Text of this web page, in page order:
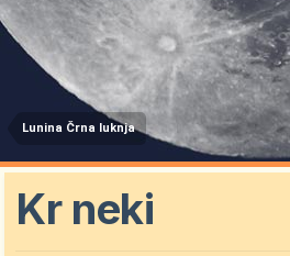
Lunina Črna luknja
Kr neki